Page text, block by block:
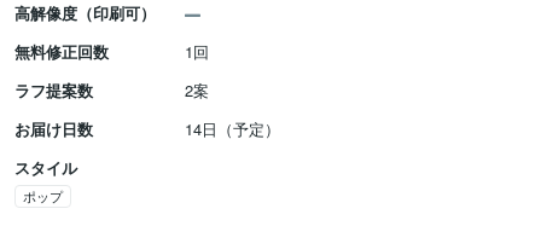
高解像度（印刷可）
無料修正回数
1回
ラフ提案数
2案
お届け日数
14日（予定）
スタイル
ポップ